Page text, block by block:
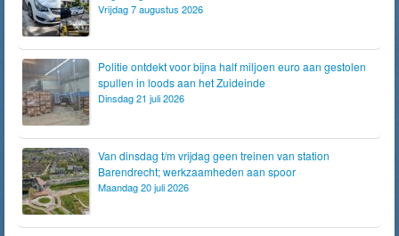
Vrijdag 7 augustus 2026
Politie ontdekt voor bijna half miljoen euro aan gestolen
spullen in loods aan het Zuideinde
Dinsdag 21 juli 2026
Van dinsdag t/m vrijdag geen treinen van station
Barendrecht; werkzaamheden aan spoor
Maandag 20 juli 2026